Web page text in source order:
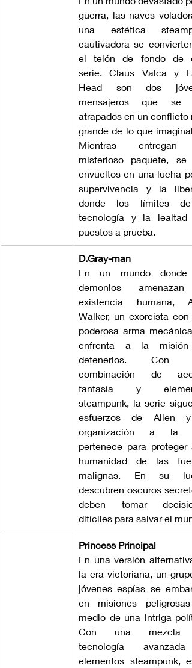
guerra, las naves
una estética
cautivadora se
el telón de fondo de
serie. Claus Valca y
Head son dos
mensajeros que se
atrapados en un conflicto
grande de lo que
Mientras entregan
misterioso paquete, se
envueltos en una lucha
supervivencia y la
donde los límites
tecnología y la lealtad
puestos a prueba.
D.Gray-man
En un mundo donde
demonios
existencia humana,
Walker, un exorcista con
poderosa arma
enfrenta a la misión
detenerlos. Con
combinación de
fantasía y
steampunk, la serie sigue
esfuerzos de Allen
organización a la
pertenece para proteger
humanidad de las
malignas. En su
descubren oscuros
deben tomar
difíciles para salvar el
Princess Principal
En una versión
la era victoriana, un
jóvenes espías se
en misiones peligrosas
medio de una intriga
Con una mezcla
tecnología
elementos steampunk,